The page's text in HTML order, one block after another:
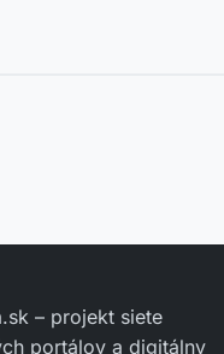
– projekt siete
portálov a digitálny